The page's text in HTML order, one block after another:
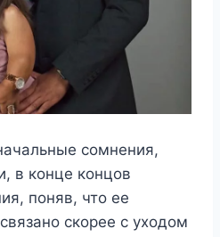
сомнения,
в конце концов
поняв, что ее
скорее с уходом